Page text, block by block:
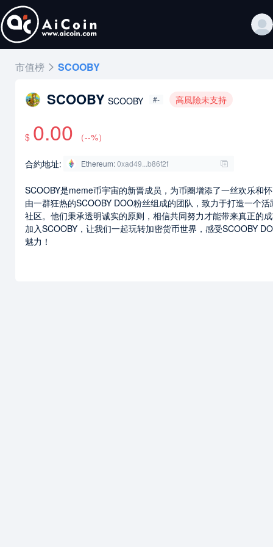
市值榜 SCOOBY
SCOOBY SCOOBY #- 高風險未支持
$ 0.00 （--%）
合約地址: Ethereum:0xad49...b86f2f
SCOOBY是meme币宇宙的新晋成员，为币圈增添了一丝欢乐和
由一群狂热的SCOOBY DOO粉丝组成的团队，致力于打造一个活
社区。他们秉承透明诚实的原则，相信共同努力才能带来真正的
加入SCOOBY，让我们一起玩转加密货币世界，感受SCOOBY
魅力！